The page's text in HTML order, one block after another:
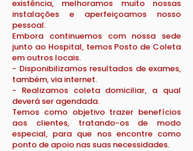
existência, melhoramos muito nossas
instalações e aperfeiçoamos nosso
pessoal.
Embora continuemos com nossa sede
junto ao Hospital, temos Posto de Coleta
em outros locais.
- Disponibilizamos resultados de exames,
também, via internet.
- Realizamos coleta domiciliar, a qual
deverá ser agendada.
Temos como objetivo trazer benefícios
aos clientes, tratando-os de modo
especial, para que nos encontre como
ponto de apoio nas suas necessidades.